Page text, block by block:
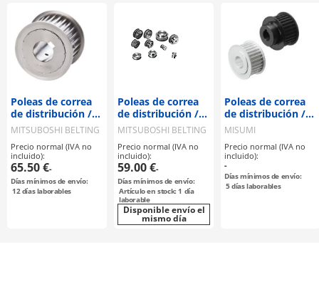
Poleas de correa
de distribución /
S8M / polea con
brida
seleccionable /
configurable /
acero / bruñido,
niquelado
químicamente /
MITSUBOSHI BELTING
Precio normal (IVA no
incluido):
65.50 €-
Días mínimos de envío:
12días laborables
Poleas de correa
de distribución /
S8M / polea con
brida
seleccionable /
configurable /
acero
MITSUBOSHI BELTING
Precio normal (IVA no
incluido):
59.00 €-
Días mínimos de envío:
Artículo en stock: 1 día
laborable
Disponible envío el
mismo día
Poleas de correa
de distribución /
T5 / polea con
brida
deseleccionable /
configurable /
aluminio, acero
MISUMI
Precio normal (IVA no
incluido):
-
Días mínimos de envío:
5días laborables